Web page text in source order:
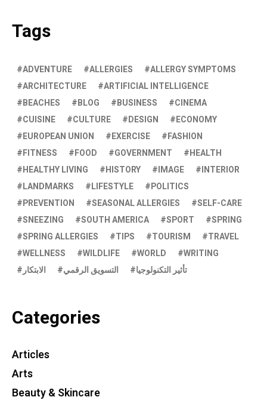
Tags
ADVENTURE ALLERGIES
ALLERGY SYMPTOMS
ARCHITECTURE
ARTIFICIAL INTELLIGENCE
BEACHES
BLOG BUSINESS
CINEMA
CUISINE
CULTURE DESIGN
ECONOMY
EUROPEAN UNION
EXERCISE
FASHION
FITNESS
FOOD GOVERNMENT
HEALTH
HEALTHY LIVING
HISTORY IMAGE
INTERIOR
LANDMARKS
LIFESTYLE
POLITICS
PREVENTION
SEASONAL ALLERGIES
SELF-CARE
SNEEZING
SOUTH AMERICA SPORT
SPRING
SPRING ALLERGIES
TIPS TOURISM
TRAVEL
WELLNESS
WILDLIFE WORLD
WRITING
الابتكار
التسويق الرقمي تأثير التكنولوجيا
Categories
Articles
Arts
Beauty & Skincare